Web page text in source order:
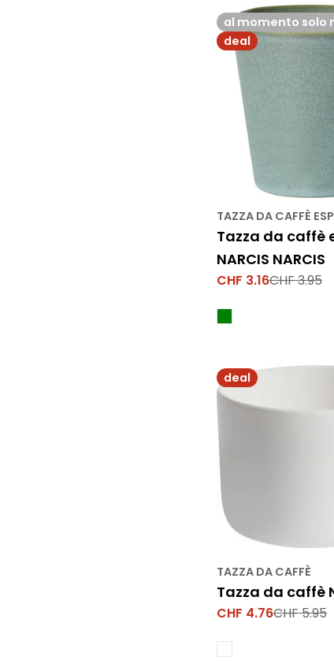
al momento solo
deal
TAZZA DA CAFFÈ
Tazza da caffè
NARCIS NARCIS
Prezzo
vendita
CHF 3.16
Prezzo CHF 3.95
deal
TAZZA DA CAFFÈ
Tazza da caffè
Prezzo
vendita
CHF 4.76
Prezzo
CHF 5.95